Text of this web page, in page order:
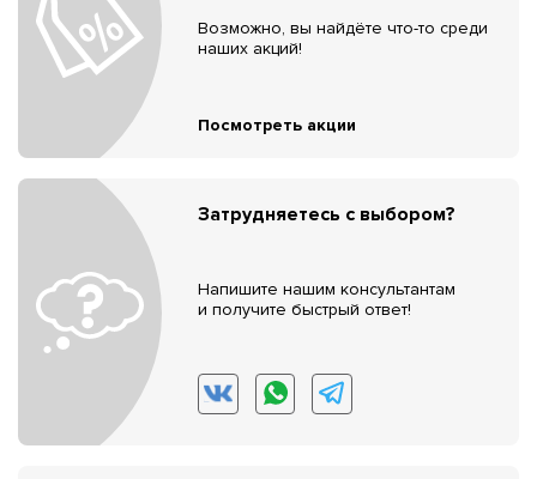
Возможно, вы найдёте что-то среди
наших акций!
Посмотреть акции
Затрудняетесь с выбором?
Напишите нашим консультантам
и получите быстрый ответ!